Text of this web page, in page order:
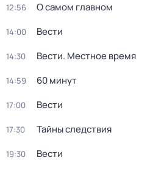
12:56 О самом главном
14:00 Вести
14:30 Вести. Местное время
14:59 60 минут
17:00 Вести
17:30 Тайны следствия
19:30 Вести